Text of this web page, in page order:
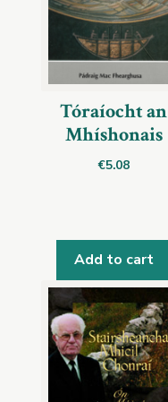
Tóraíocht an
Mhíshonais
€5.08
Add to cart